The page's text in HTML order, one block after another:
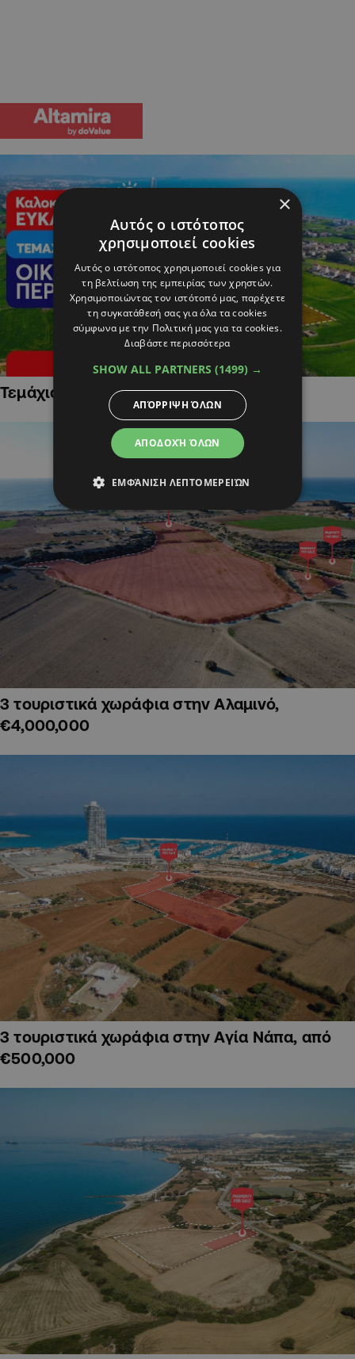
Τεμάχια Γης σε Οικιστικές Περιοχές
3 τουριστικά χωράφια στην Αλαμινό,
€4,000,000
3 τουριστικά χωράφια στην Αγία Νάπα, από
€500,000
×
Αυτός ο ιστότοπος
χρησιμοποιεί cookies
Αυτός ο ιστότοπος χρησιμοποιεί cookies για
τη βελτίωση της εμπειρίας των χρηστών.
Χρησιμοποιώντας τον ιστότοπό μας, παρέχετε
τη συγκατάθεσή σας για όλα τα cookies
σύμφωνα με την Πολιτική μας για τα cookies.
Διαβάστε περισσότερα
SHOW ALL PARTNERS (1499) →
ΑΠΟΔΟΧΉ ΌΛΩΝ
ΑΠΌΡΡΙΨΗ ΌΛΩΝ
ΕΜΦΆΝΙΣΗ ΛΕΠΤΟΜΕΡΕΙΏΝ